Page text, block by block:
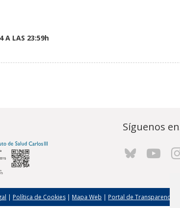
A LAS 23:59h
Síguenos
| Política de Cookies | Mapa Web | Portal de Transparencia